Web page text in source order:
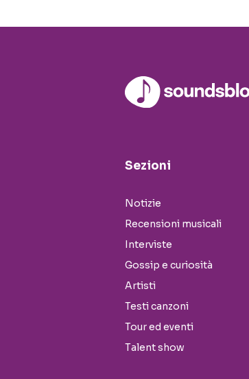
Sezioni
Notizie
Recensioni musicali
Interviste
Gossip e curiosità
Artisti
Testi canzoni
Tour ed eventi
Talent show